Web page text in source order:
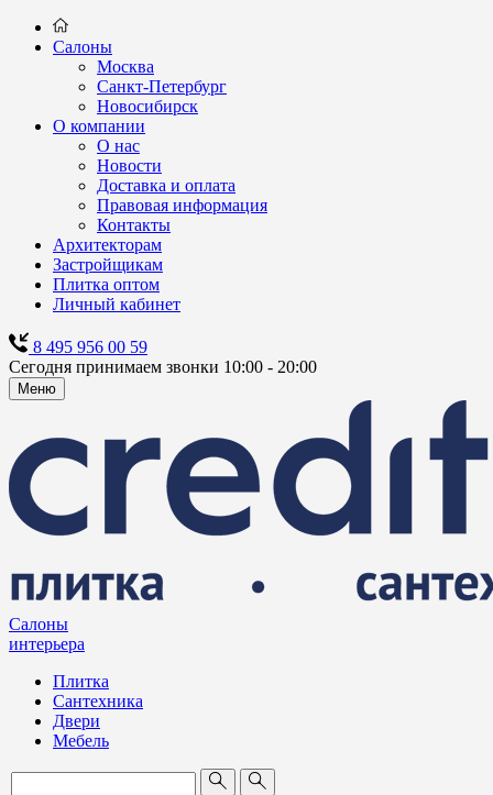
Салоны
Москва
Санкт-Петербург
Новосибирск
О компании
О нас
Новости
Доставка и оплата
Правовая информация
Контакты
Архитекторам
Застройщикам
Плитка оптом
Личный кабинет
8 495 956 00 59
Сегодня принимаем звонки 10:00 - 20:00
Меню
Салоны
интерьера
Плитка
Сантехника
Двери
Мебель